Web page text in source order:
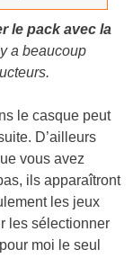
le pack avec la
a beaucoup
le casque peut
D’ailleurs
vous avez
ils apparaîtront
les jeux
les sélectionner
moi le seul